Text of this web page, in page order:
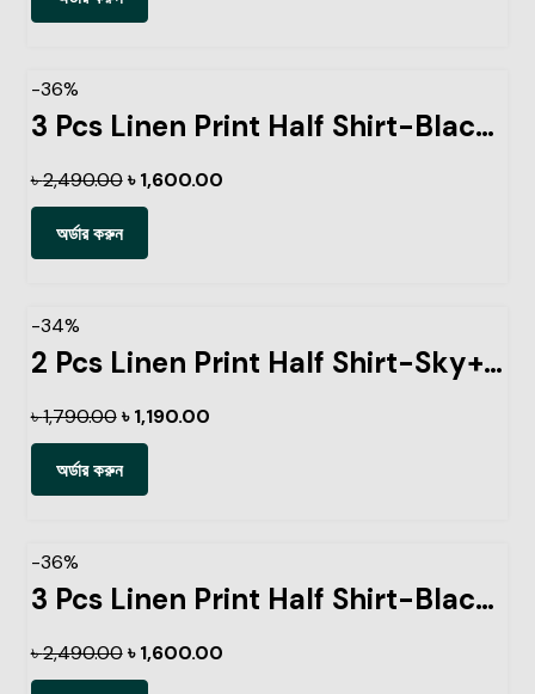
-36%
3 Pcs Linen Print Half Shirt-Black+Lemon+Kathal
৳2,490.00 ৳1,600.00
অর্ডার করুন
-34%
2 Pcs Linen Print Half Shirt-Sky+Petrol
৳1,790.00 ৳1,190.00
অর্ডার করুন
-36%
3 Pcs Linen Print Half Shirt-Black+Ash+Pest
৳2,490.00 ৳1,600.00